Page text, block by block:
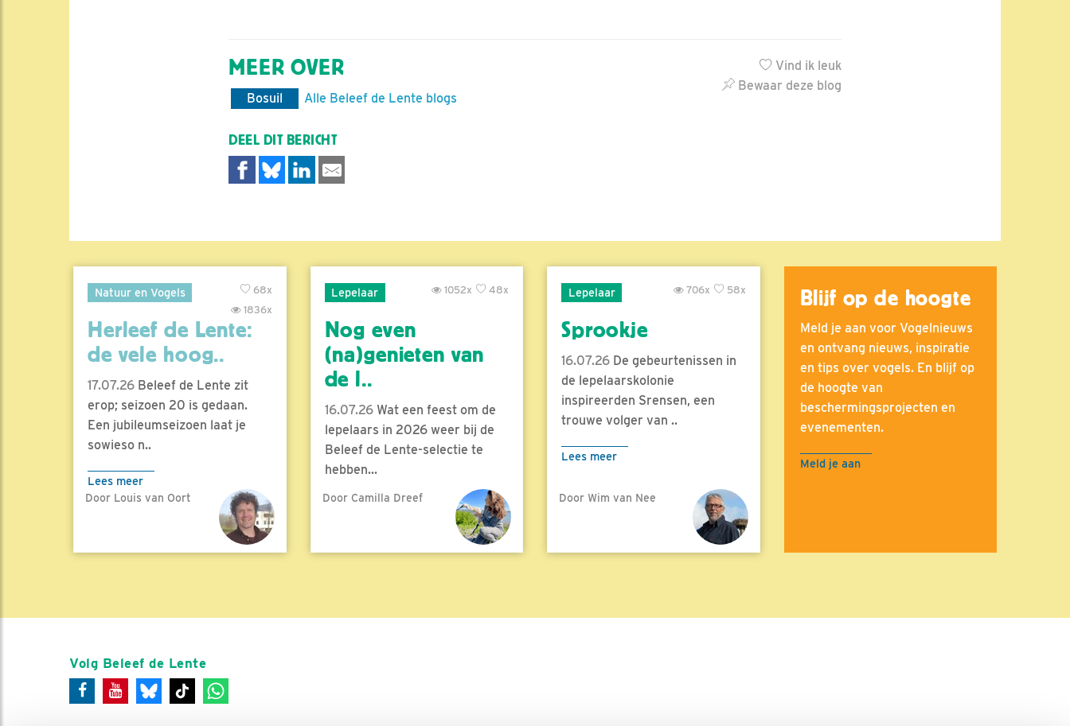
Vind ik leuk
Bewaar deze blog
MEER OVER
Bosuil Alle Beleef de Lente blogs
DEEL DIT BERICHT
Natuur en Vogels
68x
1836x
Herleef de Lente:
de vele hoog..
17.07.26 Beleef de Lente zit
erop; seizoen 20 is gedaan.
Een jubileumseizoen laat je
sowieso n..
Lees meer
Door Louis van Oort
Lepelaar 48x
1052x
Nog even
(na)genieten van
de l..
16.07.26Wat een feest om de
lepelaars in 2026 weer bij de
Beleef de Lente-selectie te
hebben...
Lees meer
Door Camilla Dreef
Lepelaar 58x
706x
Sprookje
16.07.26 De gebeurtenissen in
de lepelaarskolonie
inspireerden Srensen, een
trouwe volger van ..
Lees meer
Door Wim van Nee
Blijf op de hoogte
Meld je aan voor Vogelnieuws
en ontvang nieuws, inspiratie
en tips over vogels. En blijf op
de hoogte van
beschermingsprojecten en
evenementen.
Meld je aan
Volg Beleef de Lente